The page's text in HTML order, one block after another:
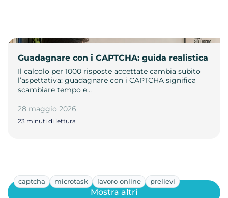
Guadagnare con i CAPTCHA: guida realistica
Il calcolo per 1000 risposte accettate cambia subito
l’aspettativa: guadagnare con i CAPTCHA significa
scambiare tempo e…
28 maggio 2026
23 minuti di lettura
captcha microtask lavoro online prelievi
Mostra altri